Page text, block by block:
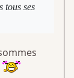
tous ses